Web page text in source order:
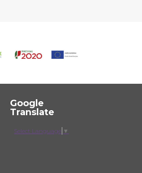
Google
Translate
Select Language ▼